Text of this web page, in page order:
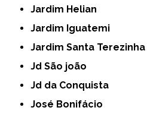
Jardim Helian
Jardim Iguatemi
Jardim Santa Terezinha
Jd São joão
Jd da Conquista
José Bonifácio